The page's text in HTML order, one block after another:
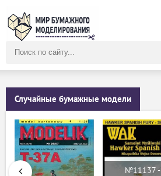
сайту
Случайные бумажные модели
№11137 -